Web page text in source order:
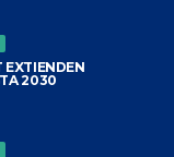
EXTIENDEN
2030